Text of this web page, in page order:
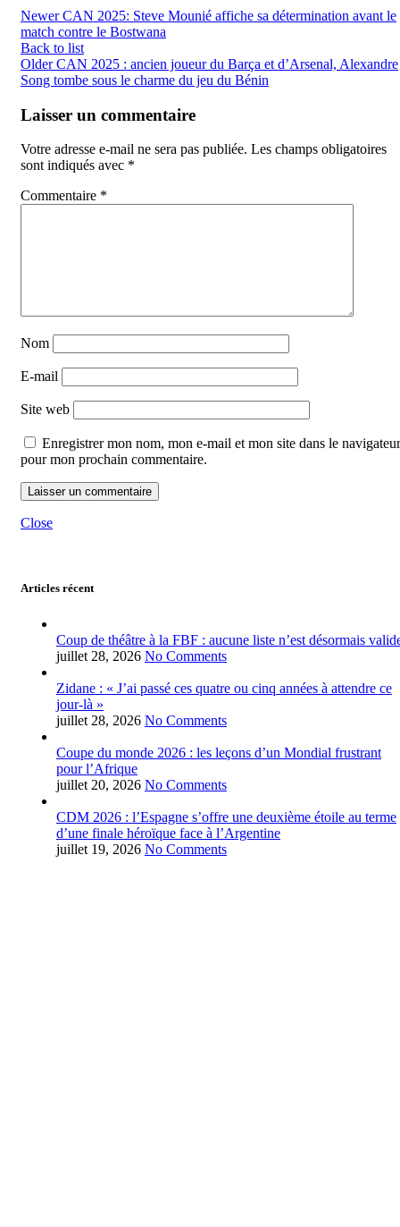
Newer CAN 2025: Steve Mounié affiche sa détermination avant le
match contre le Bostwana
Back to list
Older CAN 2025 : ancien joueur du Barça et d’Arsenal, Alexandre
Song tombe sous le charme du jeu du Bénin
Laisser un commentaire
Votre adresse e-mail ne sera pas publiée. Les champs obligatoires
sont indiqués avec *
Commentaire *
Nom
E-mail
Site web
Enregistrer mon nom, mon e-mail et mon site dans le navigateur
pour mon prochain commentaire.
Close
Articles récent
Coup de théâtre à la FBF : aucune liste n’est désormais
juillet 28, 2026 No Comments
Zidane : « J’ai passé ces quatre ou cinq années à attendre ce
jour-là »
juillet 28, 2026 No Comments
Coupe du monde 2026 : les leçons d’un Mondial frustrant
pour l’Afrique
juillet 20, 2026 No Comments
CDM 2026 : l’Espagne s’offre une deuxième étoile au terme
d’une finale héroïque face à l’Argentine
juillet 19, 2026 No Comments